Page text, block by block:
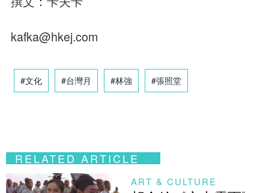
kafka@hkej.com
#文化 #台灣月 #林強 #張照堂
RELATED ARTICLE
ART & CULTURE